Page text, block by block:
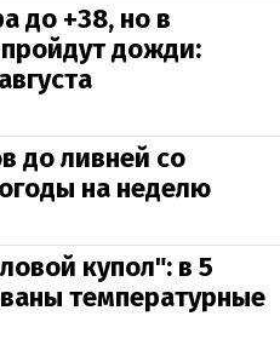
до +38, но в
дожди:
до ливней со
на неделю
купол": в 5
температурные